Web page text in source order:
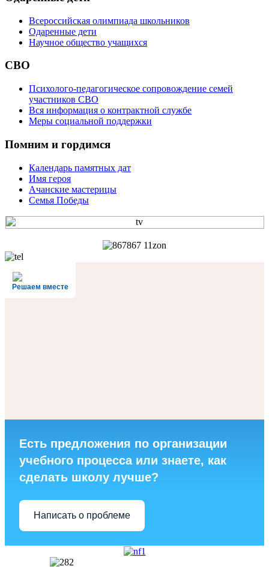
Всероссийская олимпиада школьников
Одаренные дети
Научное общество учащихся
СВО
Психолого-педагогическое сопровождение семей
участников СВО
Вся информация о контрактной службе
Меры социальной поддержки
Помним и гордимся
Календарь памятных дат
Имя героя
Ачанские мастерицы
Семья Победы
Решаем вместе
Есть предложения по организации
учебного процесса или знаете, как
сделать школу лучше?
Написать о проблеме